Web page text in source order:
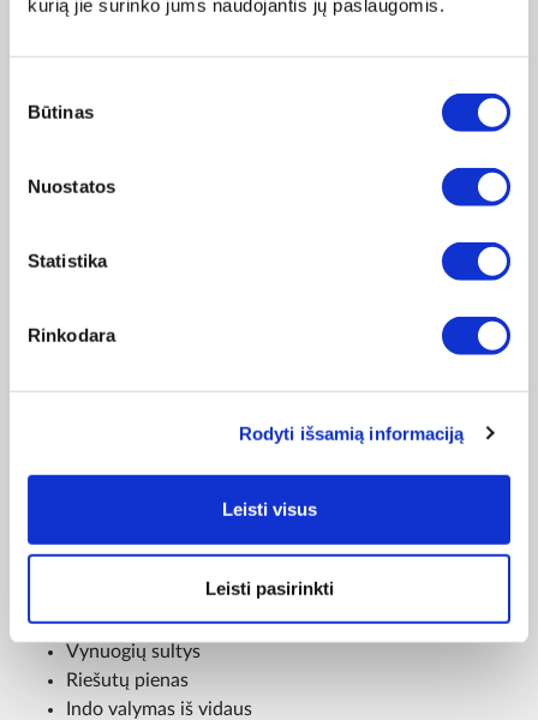
kurią jie surinko jums naudojantis jų paslaugomis.
pasirinkimas
Būtinas
Nuostatos
Statistika
Rinkodara
Rodyti išsamią informaciją
Leisti visus
Leisti pasirinkti
ŠALTŲ GĖRIMŲ PROGRAMOS:
Vakuumavimo funkcija- apsauga nuo oksidacijos
Šaldytų vaisių kokteilis
Ledo smulkinimas
Vynuogių sultys
Riešutų pienas
Indo valymas iš vidaus